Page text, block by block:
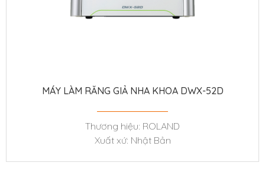
MÁY LÀM RĂNG GIẢ NHA KHOA DWX-52D
Thương hiệu: ROLAND
Xuất xứ: Nhật Bản